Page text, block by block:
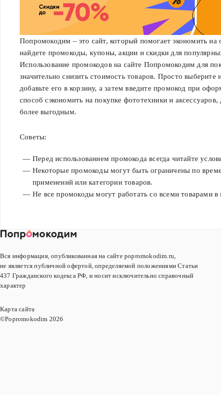
Попромокодим – это сайт, который помогает экономить
найдете промокоды, купоны, акции и скидки для
Использование промокодов на сайте Попромокодим для
значительно снизить стоимость товаров. Просто
добавьте его в корзину, а затем введите промокод при
способ сэкономить на покупке фототехники и
более выгодным.
Советы:
Перед использованием промокода всегда читайте
Некоторые промокоды могут быть ограничены по
применений или категории товаров.
Не все промокоды могут работать со всеми товарами в
©Popromokodim 2026
Карта сайта
Вся информация, опубликованная на сайте popromokodim.ru,
не является публичной офертой, определяемой положениями Статьи
437 Гражданского кодекса РФ, и носит исключительно справочный
характер